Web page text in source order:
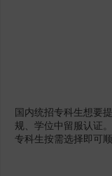
国内统招专科生想要
规、学位中留服认证
专科生按需选择即可顺